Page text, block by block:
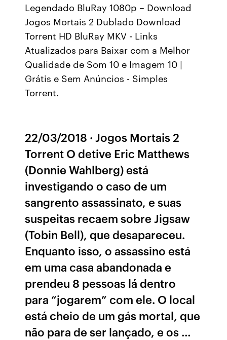
Legendado BluRay 1080p – Download
Jogos Mortais 2 Dublado Download
Torrent HD BluRay MKV - Links
Atualizados para Baixar com a Melhor
Qualidade de Som 10 e Imagem 10 |
Grátis e Sem Anúncios - Simples
Torrent.
22/03/2018 · Jogos Mortais 2
Torrent O detive Eric Matthews
(Donnie Wahlberg) está
investigando o caso de um
sangrento assassinato, e suas
suspeitas recaem sobre Jigsaw
(Tobin Bell), que desapareceu.
Enquanto isso, o assassino está
em uma casa abandonada e
prendeu 8 pessoas lá dentro
para “jogarem” com ele. O local
está cheio de um gás mortal, que
não para de ser lançado, e os …